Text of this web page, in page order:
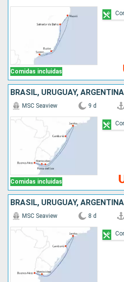
Comidas incluidas
BRASIL, URUGUAY, ARGENTINA
Comidas incluidas
MSC Seaview 9 d
BRASIL, URUGUAY, ARGENTINA
MSC Seaview 8 d